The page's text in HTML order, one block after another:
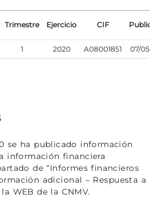
Trimestre Ejercicio CIF
1 2020 A08001851 07/05/
se ha publicado información
información financiera
de “Informes financieros
adicional – Respuesta a
WEB de la CNMV.